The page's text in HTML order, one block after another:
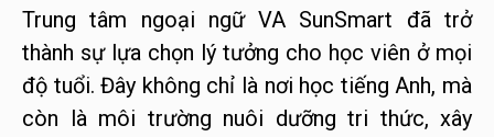
Trung tâm ngoại ngữ VA SunSmart đã trở
thành sự lựa chọn lý tưởng cho học viên ở mọi
độ tuổi. Đây không chỉ là nơi học tiếng Anh, mà
còn là môi trường nuôi dưỡng tri thức, xây